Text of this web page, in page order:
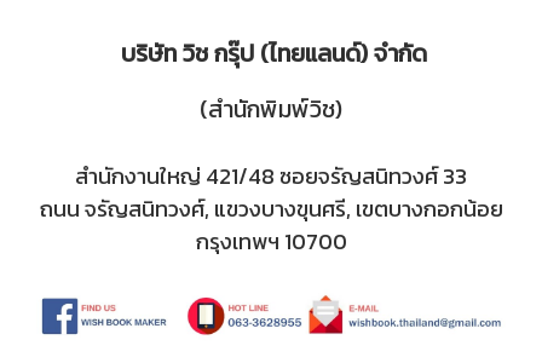
บริษัท วิช กรุ๊ป (ไทยแลนด์) จำกัด
(สำนักพิมพ์วิช)
สำนักงานใหญ่ 421/48 ซอยจรัญสนิทวงศ์ 33
ถนน จรัญสนิทวงศ์, แขวงบางขุนศรี, เขตบางกอกน้อย
กรุงเทพฯ 10700